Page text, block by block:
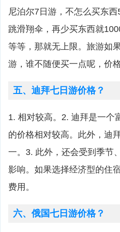
尼泊尔7日游，不怎么买东
跳滑翔伞，再少买东西就
等等，那就无上限。旅游如
游，谁不随便买一点呢，价
五、迪拜七日游价格？
1. 相对较高。2. 迪拜是一个
的价格相对较高。此外，迪
一。3. 此外，还会受到季节
影响。如果选择经济型的住
费用。
六、俄国七日游价格？